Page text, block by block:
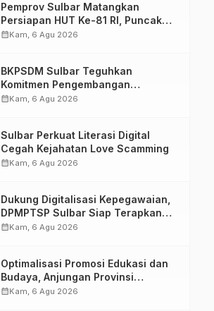
Pemprov Sulbar Matangkan
Persiapan HUT Ke-81 RI, Puncak
Upacara di Lapangan Ahmad
calendar_monthKam, 6 Agu 2026
BKPSDM Sulbar Teguhkan
Komitmen Pengembangan
Kompetensi ASN melalui
calendar_monthKam, 6 Agu 2026
Sulbar Perkuat Literasi Digital
Cegah Kejahatan Love Scamming
calendar_monthKam, 6 Agu 2026
Dukung Digitalisasi Kepegawaian,
DPMPTSP Sulbar Siap Terapkan
Aplikasi FLEKSI ASN
calendar_monthKam, 6 Agu 2026
Optimalisasi Promosi Edukasi dan
Budaya, Anjungan Provinsi
Sulawesi Barat Perkuat Kolaborasi
calendar_monthKam, 6 Agu 2026